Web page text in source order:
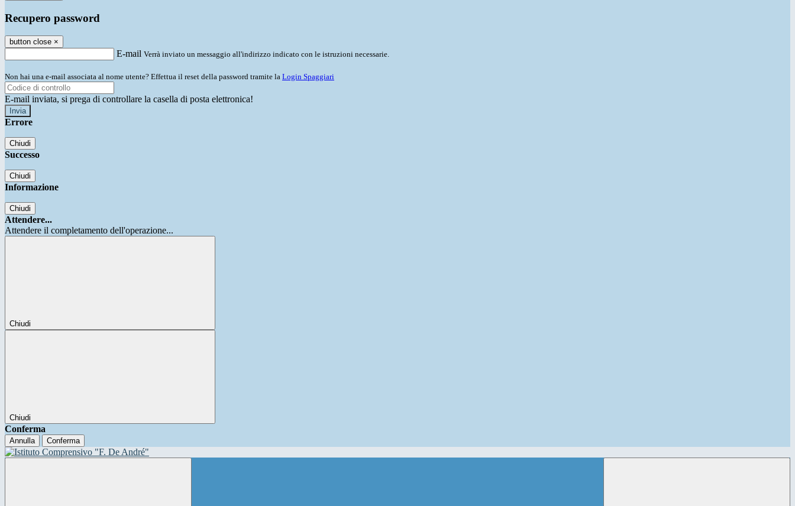
Recupero password
button close ×
E-mail Verrà inviato un messaggio all'indirizzo indicato con le istruzioni necessarie.
Non hai una e-mail associata al nome utente? Effettua il reset della password tramite la Login Spaggiari
E-mail inviata, si prega di controllare la casella di posta elettronica!
Errore
Chiudi
Successo
Chiudi
Informazione
Chiudi
Attendere...
Attendere il completamento dell'operazione...
Chiudi
Chiudi
Conferma
Annulla Conferma